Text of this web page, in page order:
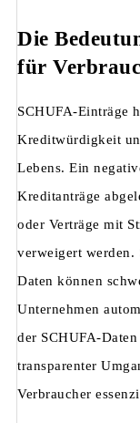
Die
für
SCHUFA-Einträge
Kreditwürdigkeit
Lebens. Ein
Kreditanträge
oder Verträge mit
verweigert werden.
Daten können
Unternehmen
der SCHUFA-
transparenter
Verbraucher